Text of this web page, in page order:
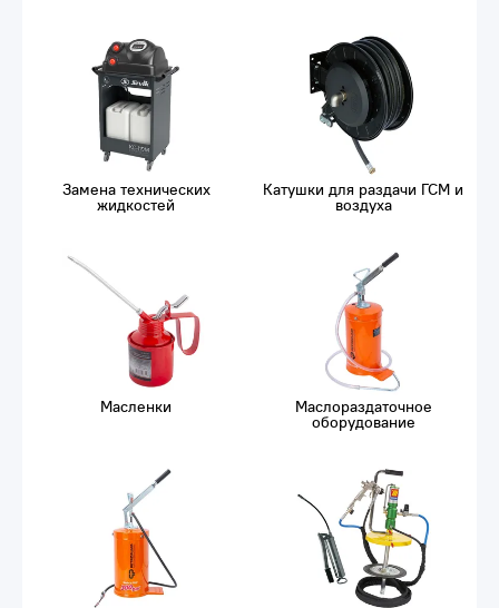
Замена технических
жидкостей
Катушки для раздачи ГСМ и
воздуха
Масленки Маслораздаточное
оборудование